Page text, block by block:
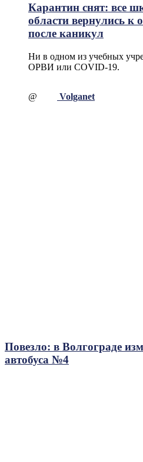
Карантин снят: все
области вернулись к
после каникул
Ни в одном из учебных
ОРВИ или COVID-19.
@ Volganet
Повезло: в Волгограде
автобуса №4